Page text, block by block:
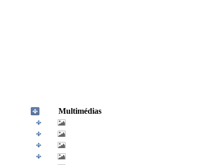
Multimédias